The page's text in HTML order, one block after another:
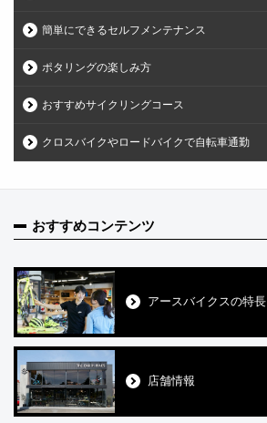
簡単にできるセルフメンテナンス
ポタリングの楽しみ方
おすすめサイクリングコース
クロスバイクやロードバイクで自転車通勤
おすすめコンテンツ
アースバイクスの特長
店舗情報